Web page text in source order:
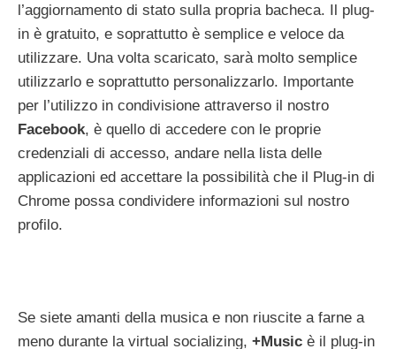
l’aggiornamento di stato sulla propria bacheca. Il plug-
in è gratuito, e soprattutto è semplice e veloce da
utilizzare. Una volta scaricato, sarà molto semplice
utilizzarlo e soprattutto personalizzarlo. Importante
per l’utilizzo in condivisione attraverso il nostro
Facebook, è quello di accedere con le proprie
credenziali di accesso, andare nella lista delle
applicazioni ed accettare la possibilità che il Plug-in di
Chrome possa condividere informazioni sul nostro
profilo.
Se siete amanti della musica e non riuscite a farne a
meno durante la virtual socializing, +Music è il plug-in